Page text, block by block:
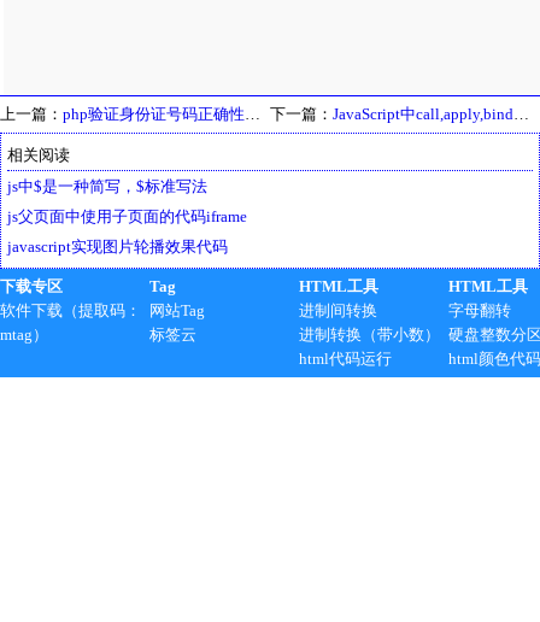
上一篇： php验证身份证号码正确性的函数 下一篇： JavaScript中call,apply,bind方法的异同
相关阅读
js中$是一种简写，$标准写法
js父页面中使用子页面的代码iframe
javascript实现图片轮播效果代码
下载专区
软件下载（提取码：
mtag）
Tag
网站Tag
标签云
HTML工具
进制间转换
进制转换（带小数）
html代码运行
HTML工具
字母翻转
硬盘整数分
html颜色代码